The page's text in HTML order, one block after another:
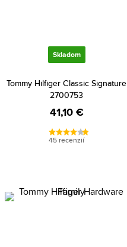
Skladom
Tommy Hilfiger Classic Signature
2700753
41,10 €
45 recenzií